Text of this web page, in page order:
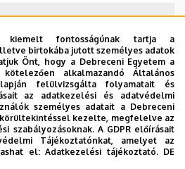
esemény
kiemelt fontosságúnak tartja a
birtokába jutott személyes adatok
Önt, hogy a Debreceni Egyetem a
alkalmazandó Általános
felülvizsgálta folyamatait és
az adatkezelési és adatvédelmi
személyes adatait a Debreceni
kezelte, megfelelve az
szabályozásoknak. A GDPR előírásait
Tájékoztatónkat, amelyet az
el:Adatkezelési tájékoztató. DE